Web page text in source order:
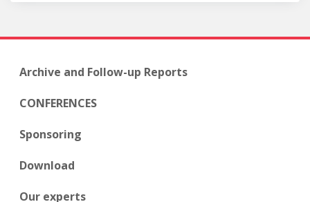
Archive and Follow-up Reports
CONFERENCES
Sponsoring
Download
Our experts